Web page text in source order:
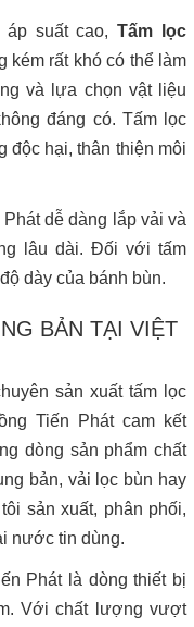
áp suất cao,Tấm lọc
kém rất khó có thể làm
và lựa chọn vật liệu
đáng có. Tấm lọc
độc hại, thân thiện môi
dễ dàng lắp vải và
lâu dài. Đối với tấm
dày của bánh bùn.
BẢN TẠI VIỆT
sản xuất tấm lọc
Tiến Phát cam kết
dòng sản phẩm chất
bản, vải lọc bùn hay
sản xuất, phân phối,
nước tin dùng.
Phát là dòng thiết bị
Với chất lượng vượt